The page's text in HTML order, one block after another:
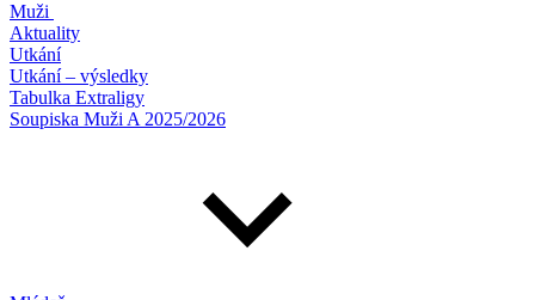
Muži
Aktuality
Utkání
Utkání – výsledky
Tabulka Extraligy
Soupiska Muži A 2025/2026